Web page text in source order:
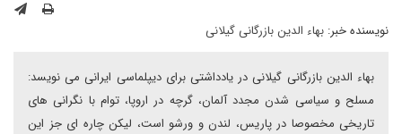
نویسنده خبر: بهاء الدین بازرگانی گیلانی
بهاء الدین بازرگانی گیلانی در یادداشتی برای دیپلماسی ایرانی می نویسد:
مسلح و سیاسی شدن مجدد آلمان، گرچه در اروپا، توام با نگرانی های
تاریخی مخصوصا در پاریس، لندن و ورشو است، لیکن چاره ای جز این